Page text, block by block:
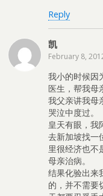
Reply
凯
February 8,
我小的时候因
医生，帮我母
我父亲讲我母
哭泣中度过。
皇天有眼，我
去新加坡找一
里很经济也不
母亲治病。
结果化验出来
的，并不需要